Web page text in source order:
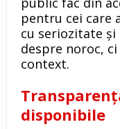
pentru cei care
cu seriozitate și
despre noroc,
context.
disponibile